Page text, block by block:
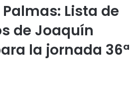
Lista de
de Joaquín
la jornada 36ª